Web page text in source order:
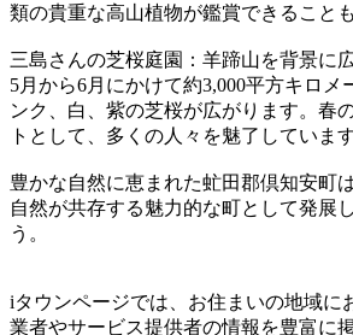
類の貴重な高山植物が鑑賞できること
三島さんの芝桜庭園：羊蹄山を背景に
5月から6月にかけて約3,000平方キロメ
ンク、白、紫の芝桜が広がります。春
トとして、多くの人々を魅了しています
豊かな自然に恵まれた虻田郡倶知安町
自然が共存する魅力的な町として発展
う。
iタウンページでは、お住まいの地域に
業者やサービス提供者の情報を豊富に